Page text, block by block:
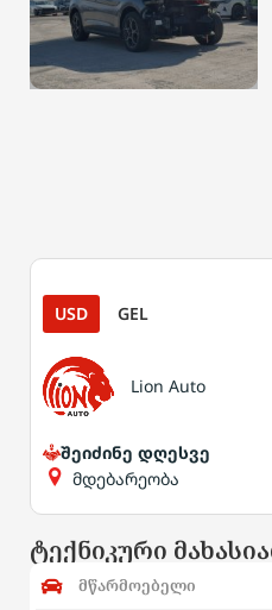
USD GEL
Lion Auto
შეიძინე დღესვე
მდებარეობა
ტექნიკური
მწარმოებელი